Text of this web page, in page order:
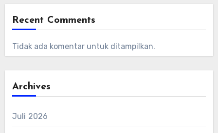
Recent Comments
Tidak ada komentar untuk ditampilkan.
Archives
Juli 2026